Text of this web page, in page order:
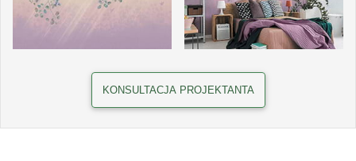
KONSULTACJA PROJEKTANTA